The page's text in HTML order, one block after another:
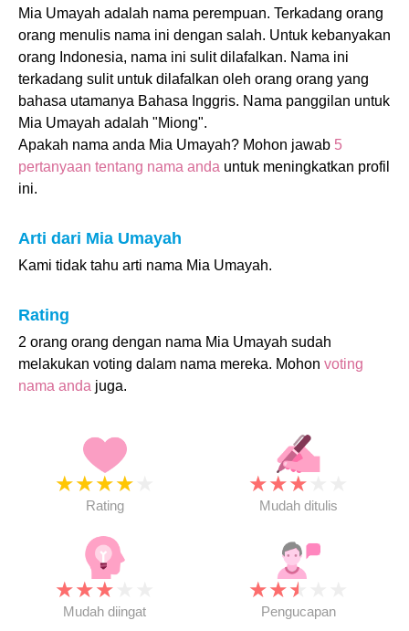
Mia Umayah adalah nama perempuan. Terkadang orang
orang menulis nama ini dengan salah. Untuk kebanyakan
orang Indonesia, nama ini sulit dilafalkan. Nama ini
terkadang sulit untuk dilafalkan oleh orang orang yang
bahasa utamanya Bahasa Inggris. Nama panggilan untuk
Mia Umayah adalah "Miong".
Apakah nama anda Mia Umayah? Mohon jawab 5
pertanyaan tentang nama anda untuk meningkatkan profil
ini.
Arti dari Mia Umayah
Kami tidak tahu arti nama Mia Umayah.
Rating
2 orang orang dengan nama Mia Umayah sudah
melakukan voting dalam nama mereka. Mohon voting
nama anda juga.
★★★★
Rating
★★★
Mudah ditulis
★★★
Mudah diingat
★★★
Pengucapan